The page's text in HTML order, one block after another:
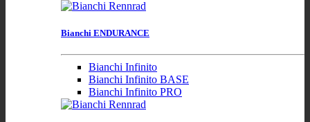
Bianchi ENDURANCE
Bianchi Infinito
Bianchi Infinito BASE
Bianchi Infinito PRO